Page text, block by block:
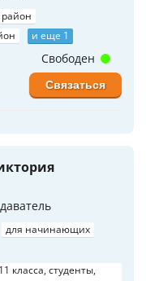
и еще 1
Свободен
Связаться
для начинающих
класса, студенты,